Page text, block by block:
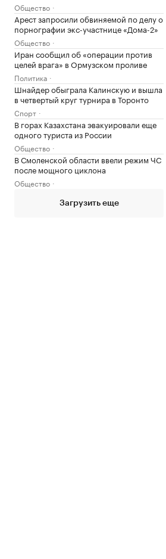
Общество
Арест запросили обвиняемой по делу о
порнографии экс-участнице «Дома-2»
Общество
Иран сообщил об «операции против
целей врага» в Ормузском проливе
Политика
Шнайдер обыграла Калинскую и вышла
в четвертый круг турнира в Торонто
Спорт
В горах Казахстана эвакуировали еще
одного туриста из России
Общество
В Смоленской области ввели режим ЧС
после мощного циклона
Общество
Загрузить еще